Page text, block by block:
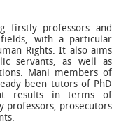
firstly professors and
with a particular
Rights. It also aims
servants, as well as
Mani members of
been tutors of PhD
results in terms of
professors, prosecutors